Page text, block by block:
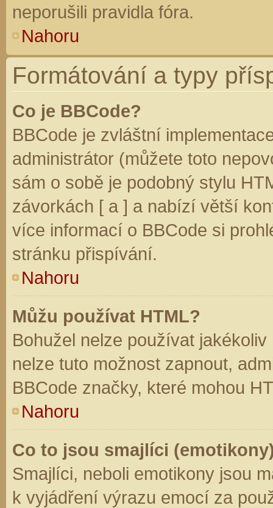
neporušili pravidla fóra.
Nahoru
Formátování a typy
Co je BBCode?
BBCode je zvláštní
administrátor (můžete toto
sám o sobě je podobný stylu
závorkách [ a ] a nabízí větší
více informací o BBCode si
stránku přispívání.
Nahoru
Můžu používat HTML?
Bohužel nelze používat
nelze tuto možnost zapnout,
BBCode značky, které mohou
Nahoru
Co to jsou smajlíci
Smajlíci, neboli emotikony jsou
k vyjádření výrazu emocí za